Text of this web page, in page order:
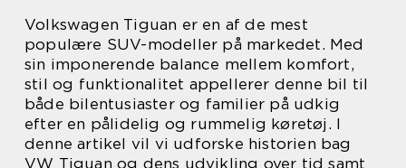
Volkswagen Tiguan er en af de mest
populære SUV-modeller på markedet. Med
sin imponerende balance mellem komfort,
stil og funktionalitet appellerer denne bil til
både bilentusiaster og familier på udkig
efter en pålidelig og rummelig køretøj. I
denne artikel vil vi udforske historien bag
VW Tiguan og dens udvikling over tid samt